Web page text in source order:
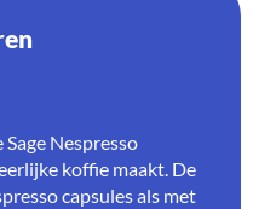
Nespresso
koffie maakt. De
capsules als met